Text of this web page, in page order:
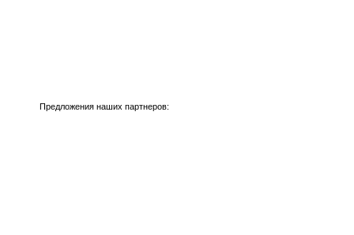
Предложения наших партнеров: